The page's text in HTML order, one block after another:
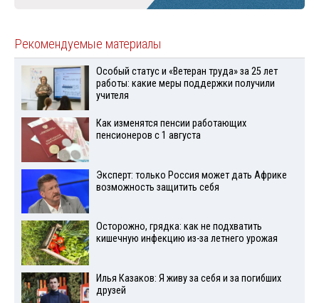
Рекомендуемые материалы
Особый статус и «Ветеран труда» за 25 лет
работы: какие меры поддержки получили
учителя
Как изменятся пенсии работающих
пенсионеров с 1 августа
Эксперт: только Россия может дать Африке
возможность защитить себя
Осторожно, грядка: как не подхватить
кишечную инфекцию из-за летнего урожая
Илья Казаков: Я живу за себя и за погибших
друзей